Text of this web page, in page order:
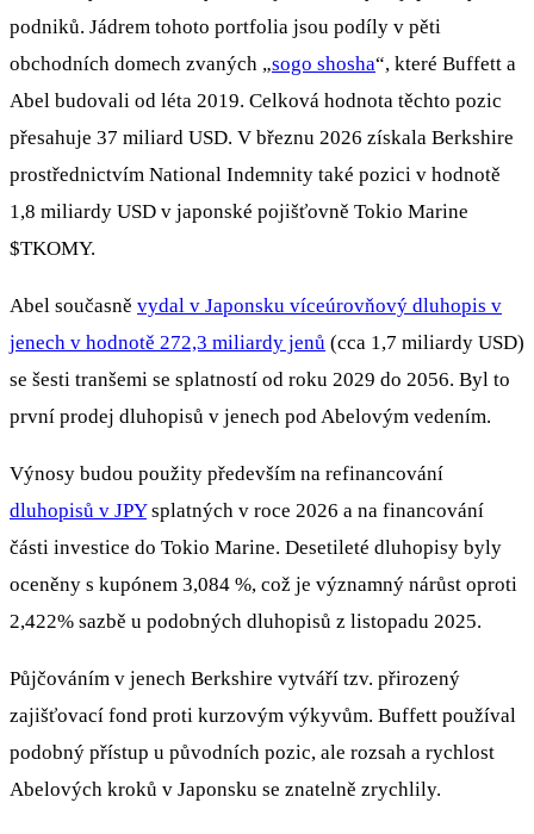
podniků. Jádrem tohoto portfolia jsou podíly v pěti
obchodních domech zvaných „sogo shosha“, které Buffett a
Abel budovali od léta 2019. Celková hodnota těchto pozic
přesahuje 37 miliard USD. V březnu 2026 získala Berkshire
prostřednictvím National Indemnity také pozici v hodnotě
1,8 miliardy USD v japonské pojišťovně Tokio Marine
$TKOMY.
Abel současně vydal v Japonsku víceúrovňový dluhopis v
jenech v hodnotě 272,3 miliardy jenů (cca 1,7 miliardy USD)
se šesti tranšemi se splatností od roku 2029 do 2056. Byl to
první prodej dluhopisů v jenech pod Abelovým vedením.
Výnosy budou použity především na refinancování
dluhopisů v JPYsplatných v roce 2026 a na financování
části investice do Tokio Marine. Desetileté dluhopisy byly
oceněny s kupónem 3,084 %, což je významný nárůst oproti
2,422% sazbě u podobných dluhopisů z listopadu 2025.
Půjčováním v jenech Berkshire vytváří tzv. přirozený
zajišťovací fond proti kurzovým výkyvům. Buffett používal
podobný přístup u původních pozic, ale rozsah a rychlost
Abelových kroků v Japonsku se znatelně zrychlily.